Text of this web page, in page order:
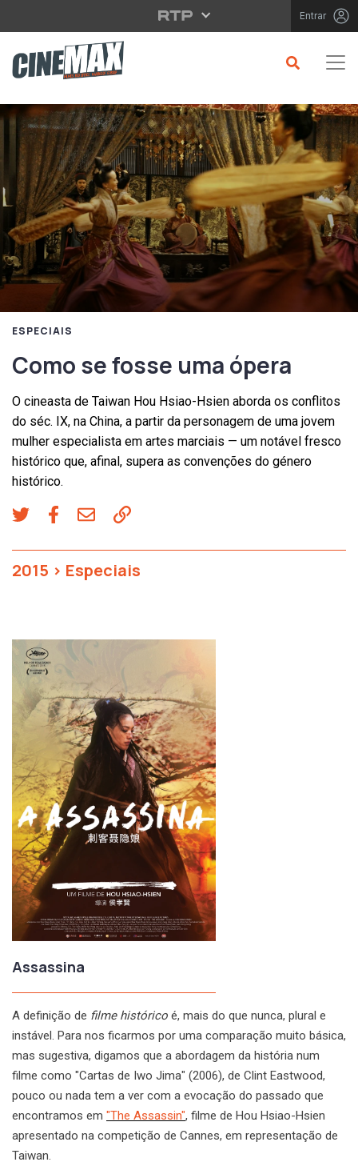
Saltar para o conteúdo principal Entrar
ESPECIAIS
Como se fosse uma ópera
O cineasta de Taiwan Hou Hsiao-Hsien aborda os conflitos
do séc. IX, na China, a partir da personagem de uma jovem
mulher especialista em artes marciais — um notável fresco
histórico que, afinal, supera as convenções do género
histórico.
2015 > Especiais
Assassina
A definição de filme histórico é, mais do que nunca, plural e
instável. Para nos ficarmos por uma comparação muito básica,
mas sugestiva, digamos que a abordagem da história num
filme como "Cartas de Iwo Jima" (2006), de Clint Eastwood,
pouco ou nada tem a ver com a evocação do passado que
encontramos em "The Assassin", filme de Hou Hsiao-Hsien
apresentado na competição de Cannes, em representação de
Taiwan.